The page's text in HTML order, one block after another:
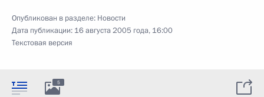
Опубликован в разделе: Новости
Дата публикации: 16 августа 2005 года, 16:00
Текстовая версия
5